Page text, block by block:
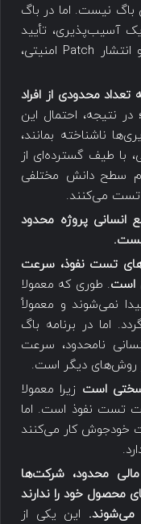
نیست. اما در باگ
آسیب‌پذیری، تأیید
این آسیب‌پذیری توسط سازمان و انتشار Patch امنیتی،
محدودی از افراد
در نتیجه، احتمال این
ناشناخته بمانند،
با طیف گسترده‌ای از
سطح دانش مختلفی
تست می‌کنند.
پروژه محدود
تست نفوذ، سرعت
است. طوری که معمولا
نمی‌شوند و معمولاً
اما در برنامه باگ
نامحدود، سرعت
روش‌های دیگر است.
سختی است زیرا معمولا
تست نفوذ است. اما
خودجوش کار می‌کنند
محدود، شرکت‌ها
خود را ندارند
این یکی از